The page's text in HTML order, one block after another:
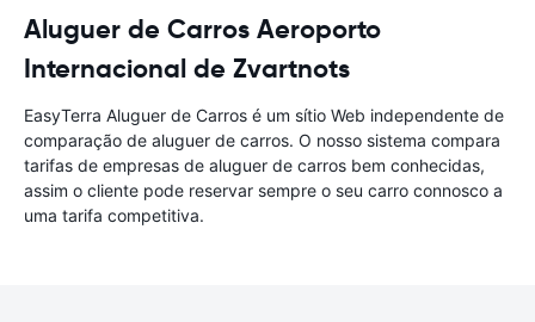
Aluguer de Carros Aeroporto
Internacional de Zvartnots
EasyTerra Aluguer de Carros é um sítio Web independente de
comparação de aluguer de carros. O nosso sistema compara
tarifas de empresas de aluguer de carros bem conhecidas,
assim o cliente pode reservar sempre o seu carro connosco a
uma tarifa competitiva.